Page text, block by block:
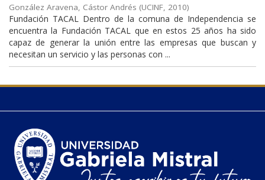
González Aravena, Cástor Andrés (UCINF, 2010)
Fundación TACAL Dentro de la comuna de Independencia se
encuentra la Fundación TACAL que en estos 25 años ha sido
capaz de generar la unión entre las empresas que buscan y
necesitan un servicio y las personas con ...